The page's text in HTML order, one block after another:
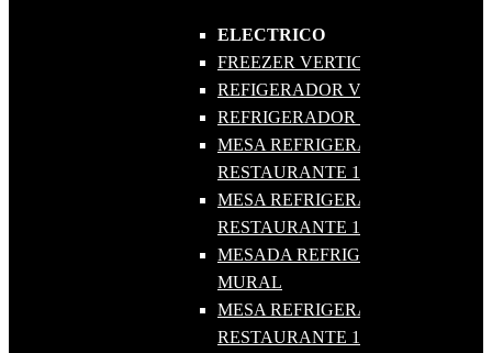
ELECTRICO
FREEZER VERTICAL 21
REFIGERADOR VERTICAL 21
REFRIGERADOR VERTICAL 42
MESA REFRIGERADA
RESTAURANTE 1500 MURAL
MESA REFRIGERADA
RESTAURANTE 1800 MURAL
MESADA REFRIGERADA 2200
MURAL
MESA REFRIGERADA
RESTAURANTE 1500 MURAL